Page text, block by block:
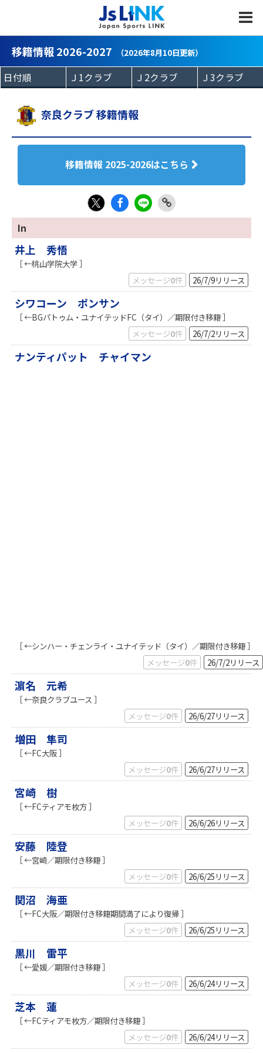
移籍情報 2026-2027 （2026年8月10日更新）
奈良クラブ 移籍情報
移籍情報 2025-2026はこちら
X
Fac
eb
LIN
E
Link
Copy
In
井上 秀悟
［ ←桃山学院大学 ］
メッセージ0件 26/7/9リリース
シワコーン ポンサン
［ ←BGパトゥム・ユナイテッドFC（タイ）／期限付き移籍 ］
メッセージ0件 26/7/2リリース
ナンティパット チャイマン
［ ←シンハー・チェンライ・ユナイテッド（タイ）／期限付き移籍 ］
メッセージ0件 26/7/2リリース
濵名 元希
［ ←奈良クラブユース ］
メッセージ0件 26/6/27リリース
増田 隼司
［ ←FC大阪 ］
メッセージ0件 26/6/27リリース
宮崎 樹
［ ←FCティアモ枚方 ］
メッセージ0件 26/6/26リリース
安藤 陸登
［ ←宮崎／期限付き移籍 ］
メッセージ0件 26/6/25 リリース
関沼 海亜
［ ←FC大阪／期限付き移籍期間満了により復帰 ］
メッセージ0件 26/6/25 リリース
黒川 雷平
［ ←愛媛／期限付き移籍 ］
メッセージ0件 26/6/24リリース
芝本 蓮
［ ←FCティアモ枚方／期限付き移籍 ］
メッセージ0件 26/6/24リリース